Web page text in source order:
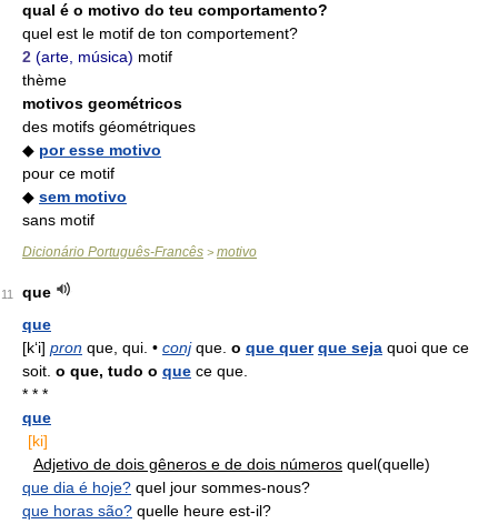
qual é o motivo do teu comportamento?
quel est le motif de ton comportement?
2 (arte, música) motif
thème
motivos geométricos
des motifs géométriques
◆ por esse motivo
pour ce motif
◆ sem motivo
sans motif
Dicionário Português-Francês > motivo
11
que
que
[k‘i] pron que, qui. • conjque. o que quer que seja quoi que ce
soit. o que, tudo o que ce que.
* * *
que
[ki]
Adjetivo de dois gêneros e de dois números quel(quelle)
que dia é hoje? quel jour sommes-nous?
que horas são? quelle heure est-il?